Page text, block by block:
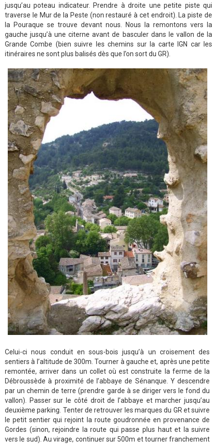
jusqu’au poteau indicateur. Prendre à droite une petite piste qui
traverse le Mur de la Peste (non restauré à cet endroit). La piste de
la Pouraque se trouve devant nous. Nous la remontons vers la
gauche jusqu’à une citerne avant de basculer dans le vallon de la
Grande Combe (bien suivre les chemins sur la carte IGN car les
itinéraires ne sont plus balisés dès que l’on sort du GR).
Celui-ci nous conduit en sous-bois jusqu’à un croisement des
sentiers à l’altitude de 300m. Tourner à gauche et, après une petite
remontée, arriver dans un collet où est construite la ferme de la
Débroussède à proximité de l’abbaye de Sénanque. Y descendre
par un chemin de terre (prendre garde à se diriger vers le fond du
vallon). Passer sur le côté droit de l’abbaye et marcher jusqu’au
deuxième parking. Tenter de retrouver les marques du GR et suivre
le petit sentier qui rejoint la route goudronnée en provenance de
Gordes (sinon, rejoindre la route qui passe plus haut et la suivre
vers le sud). Au virage, continuer sur 500m et tourner franchement